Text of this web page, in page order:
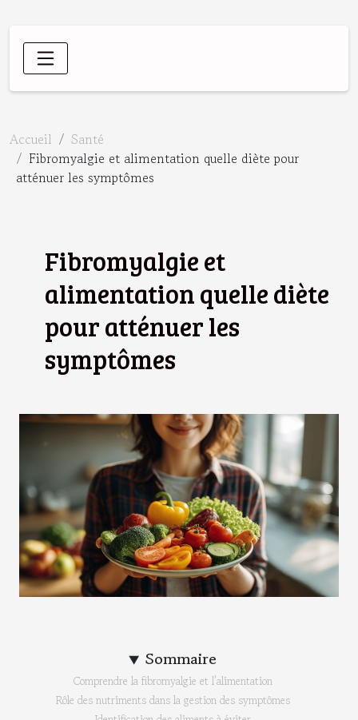
Accueil
Santé
Fibromyalgie et alimentation quelle diète pour
atténuer les symptômes
Fibromyalgie et
alimentation quelle diète
pour atténuer les
symptômes
Sommaire
Comprendre la fibromyalgie et l'alimentation
Rôle des nutriments dans la gestion des symptômes